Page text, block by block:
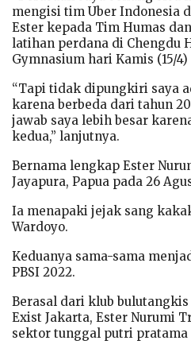
mengisi tim Uber Indonesia
Ester kepada Tim Humas
latihan perdana di Chengdu
Gymnasium hari Kamis (15/4)
“Tapi tidak dipungkiri saya
karena berbeda dari tahun
jawab saya lebih besar
kedua,” lanjutnya.
Bernama lengkap Ester
Jayapura, Papua pada 26
Ia menapaki jejak sang
Wardoyo.
Keduanya sama-sama
PBSI 2022.
Berasal dari klub
Exist Jakarta, Ester Nurumi
sektor tunggal putri pratama